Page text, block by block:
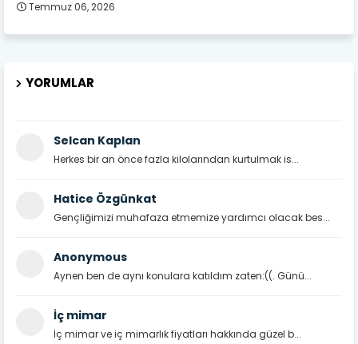
Temmuz 06, 2026
YORUMLAR
Selcan Kaplan
Herkes bir an önce fazla kilolarından kurtulmak is...
Hatice Özgünkat
Gençliğimizi muhafaza etmemize yardımcı olacak bes...
Anonymous
Aynen ben de aynı konulara katıldım zaten:((. Günü...
İç mimar
İç mimar ve iç mimarlık fiyatları hakkında güzel b...